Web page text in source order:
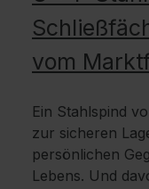
vom
Ein Stahlspind
zur sicheren
persönlichen
Lebens. Und